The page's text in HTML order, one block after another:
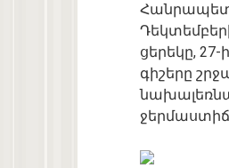
ցերեկը, 27-
գիշերը